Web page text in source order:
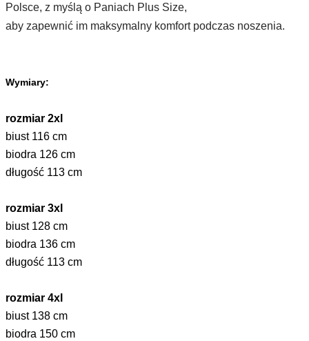
Polsce, z myślą o Paniach Plus Size,
aby zapewnić im maksymalny komfort podczas noszenia.
Wymiary:
rozmiar 2xl
biust 116 cm
biodra 126 cm
długość 113 cm
rozmiar 3xl
biust 128 cm
biodra 136 cm
długość 113 cm
rozmiar 4xl
biust 138 cm
biodra 150 cm